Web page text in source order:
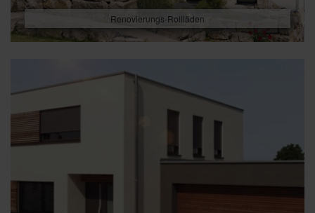
Renovierungs-Rollläden